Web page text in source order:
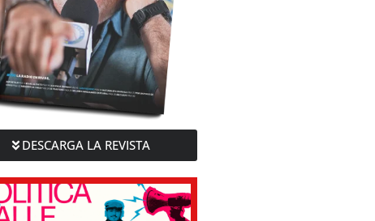
DESCARGA LA REVISTA